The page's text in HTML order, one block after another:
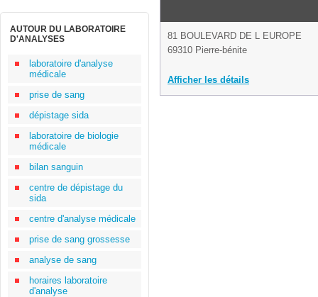
AUTOUR DU LABORATOIRE
D'ANALYSES
laboratoire d'analyse
médicale
prise de sang
dépistage sida
laboratoire de biologie
médicale
bilan sanguin
centre de dépistage du
sida
centre d'analyse médicale
prise de sang grossesse
analyse de sang
horaires laboratoire
d'analyse
81 BOULEVARD DE L EUROPE
69310 Pierre-bénite
Afficher les détails